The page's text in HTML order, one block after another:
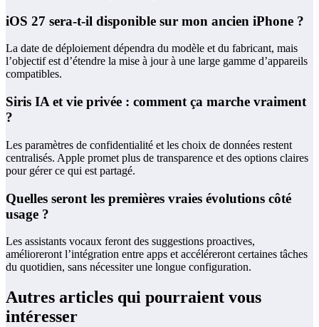
iOS 27 sera‑t‑il disponible sur mon ancien iPhone ?
La date de déploiement dépendra du modèle et du fabricant, mais
l’objectif est d’étendre la mise à jour à une large gamme d’appareils
compatibles.
Siris IA et vie privée : comment ça marche vraiment
?
Les paramètres de confidentialité et les choix de données restent
centralisés. Apple promet plus de transparence et des options claires
pour gérer ce qui est partagé.
Quelles seront les premières vraies évolutions côté
usage ?
Les assistants vocaux feront des suggestions proactives,
amélioreront l’intégration entre apps et accéléreront certaines tâches
du quotidien, sans nécessiter une longue configuration.
Autres articles qui pourraient vous
intéresser